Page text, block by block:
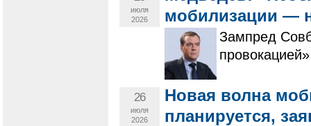
июля
2026
мобилизации —
Зампред
26
июля
2026
Новая волна
планируется,